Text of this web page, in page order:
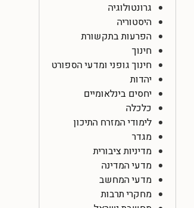
גרונטולוגיה
היסטוריה
הפרעות בתקשורת
חינוך
חינוך גופני ומדעי הספורט
יהדות
יחסים בינלאומיים
כלכלה
לימודי המזרח התיכון
מגדר
מדיניות ציבורית
מדעי המדינה
מדעי המחשב
מחקרי תרבות